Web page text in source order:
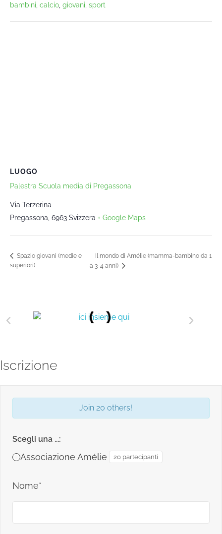
bambini calcio giovani sport
LUOGO
Palestra Scuola media di Pregassona
Via Terzerina
Pregassona 6963 Svizzera + Google Maps
Spazio giovani (medie e
superiori)
Il mondo di Amélie (mamma-bambino da 1
a 3-4 anni)
Iscrizione
Join 20 others!
Scegli una ...:
Associazione Amélie 20 partecipanti
Nome*